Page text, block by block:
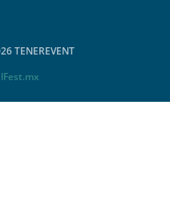
TENEREVENT